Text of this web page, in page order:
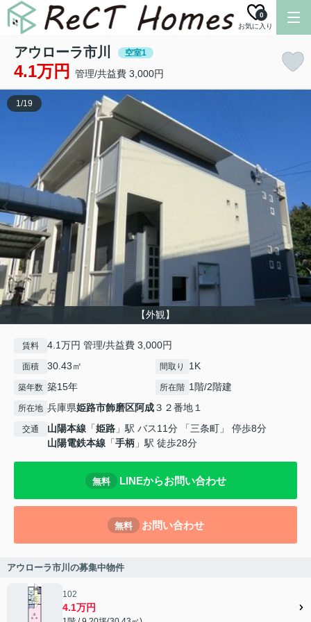
お気に入り
0
アウローラ市川 空室1
4.1万円 管理/共益費 3,000円
【外観】
1/19
賃料 4.1万円 管理/共益費 3,000円
面積 30.43㎡ 間取り 1K
築年数 築15年 所在階 1階/2階建
所在地 兵庫県姫路市飾磨区阿成３２番地１
交通 山陽本線 「姫路 」駅 バス11分 「三条町」 停歩8分
山陽電鉄本線 「手柄 」駅 徒歩28分
無料 LINEからお問い合わせ
無料 お問い合わせ
アウローラ市川の募集中物件
102
4.1万円